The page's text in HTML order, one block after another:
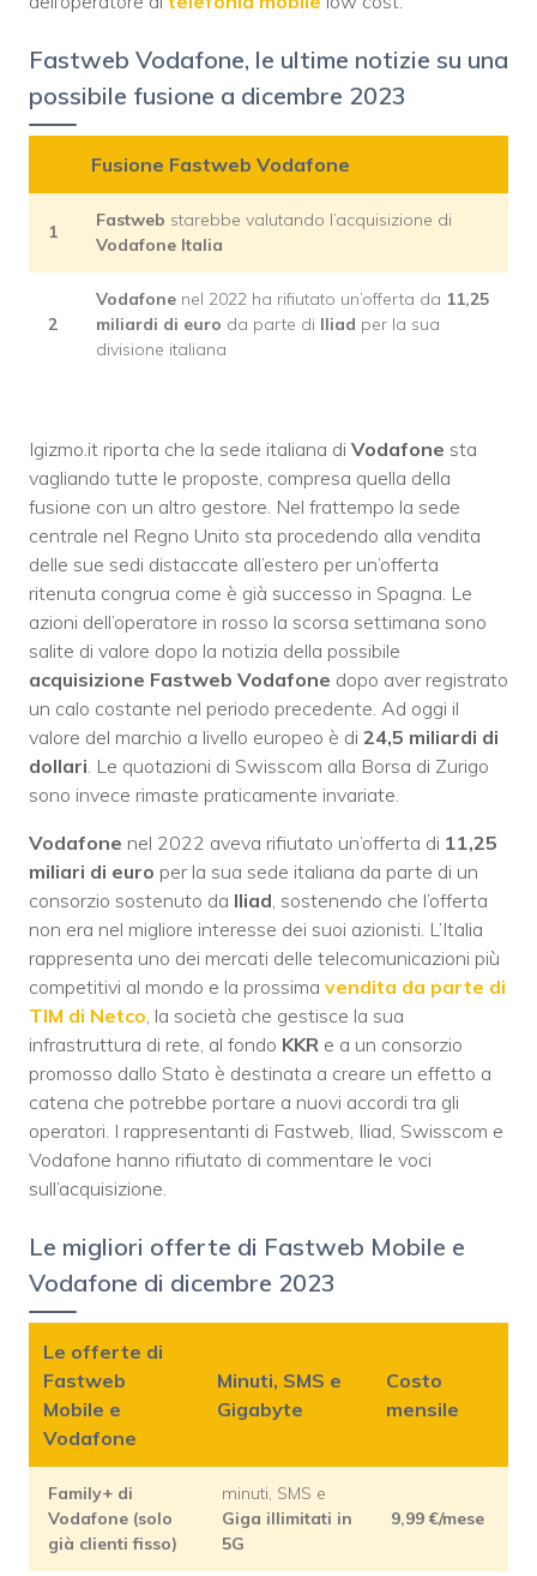
Fastweb Vodafone, le ultime notizie su una
possibile fusione a dicembre 2023
Fusione Fastweb Vodafone
1
Fastweb starebbe valutando l’acquisizione di
Vodafone Italia
2
Vodafone nel 2022 ha rifiutato un’offerta da 11,25
miliardi di euro da parte di Iliad per la sua
divisione italiana
Igizmo.it riporta che la sede italiana di Vodafone sta
vagliando tutte le proposte, compresa quella della
fusione con un altro gestore. Nel frattempo la sede
centrale nel Regno Unito sta procedendo alla vendita
delle sue sedi distaccate all’estero per un’offerta
ritenuta congrua come è già successo in Spagna. Le
azioni dell’operatore in rosso la scorsa settimana sono
salite di valore dopo la notizia della possibile
acquisizione Fastweb Vodafone dopo aver registrato
un calo costante nel periodo precedente. Ad oggi il
valore del marchio a livello europeo è di 24,5 miliardi di
dollari. Le quotazioni di Swisscom alla Borsa di Zurigo
sono invece rimaste praticamente invariate.
Vodafone nel 2022 aveva rifiutato un’offerta di 11,25
miliari di euro per la sua sede italiana da parte di un
consorzio sostenuto da Iliad, sostenendo che l’offerta
non era nel migliore interesse dei suoi azionisti. L’Italia
rappresenta uno dei mercati delle telecomunicazioni più
competitivi al mondo e la prossima vendita da parte di
TIM di Netco, la società che gestisce la sua
infrastruttura di rete, al fondo KKR e a un consorzio
promosso dallo Stato è destinata a creare un effetto a
catena che potrebbe portare a nuovi accordi tra gli
operatori. I rappresentanti di Fastweb, Iliad, Swisscom e
Vodafone hanno rifiutato di commentare le voci
sull’acquisizione.
Le migliori offerte di Fastweb Mobile e
Vodafone di dicembre 2023
Le offerte di
Fastweb
Mobile e
Vodafone
Minuti, SMS e
Gigabyte
Costo
mensile
Family+ di
Vodafone (solo
già clienti fisso)
minuti, SMS e
Giga illimitati in
5G
9,99 €/mese